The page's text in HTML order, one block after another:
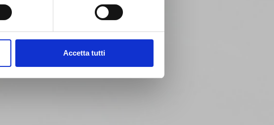
Accetta tutti